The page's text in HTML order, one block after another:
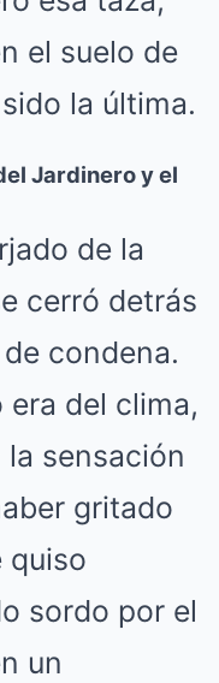
el suelo de
la última.
Jardinero y el
de la
cerró detrás
condena.
era del clima,
la sensación
gritado
quiso
sordo por el
un